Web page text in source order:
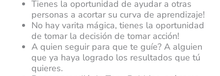
Tienes la oportunidad de ayudar a otras
personas a acortar su curva de aprendizaje!
No hay varita mágica, tienes la oportunidad
de tomar la decisión de tomar acción!
A quien seguir para que te guíe? A alguien
que ya haya logrado los resultados que tú
quieres.